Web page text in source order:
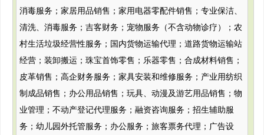
消毒服务；家居用品销售；家用电器零配件销售；专业保洁、
清洗、消毒服务；吉客财务；宠物服务（不含动物诊疗）；农
村生活垃圾经营性服务；国内货物运输代理；道路货物运输站
经营；装卸搬运；珠宝首饰零售；乐器零售；合成材料销售；
皮革销售；高企财务服务；家具安装和维修服务；产业用纺织
制成品销售；办公用品销售；玩具、动漫及游艺用品销售；物
业管理；不动产登记代理服务；融资咨询服务；招生辅助服
务；幼儿园外托管服务；办公服务；旅客票务代理；广告设